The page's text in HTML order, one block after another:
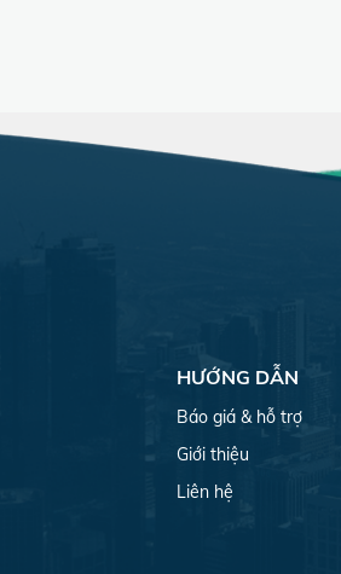
HƯỚNG DẪN
Báo giá & hỗ trợ
Giới thiệu
Liên hệ